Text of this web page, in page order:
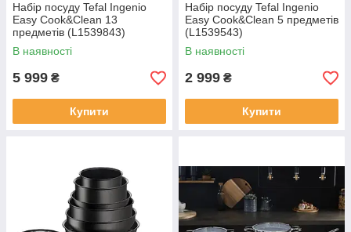
Набір посуду Tefal Ingenio
Easy Cook&Clean 13
предметів (L1539843)
В наявності
5 999 ₴
Купити
Набір посуду Tefal Ingenio
Easy Cook&Clean 5 предметів
(L1539543)
В наявності
2 999 ₴
Купити